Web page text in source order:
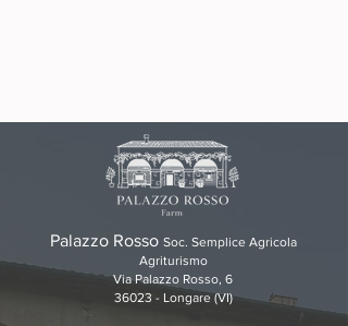
Palazzo Rosso Soc. Semplice Agricola
Agriturismo
Via Palazzo Rosso, 6
36023 - Longare (VI)